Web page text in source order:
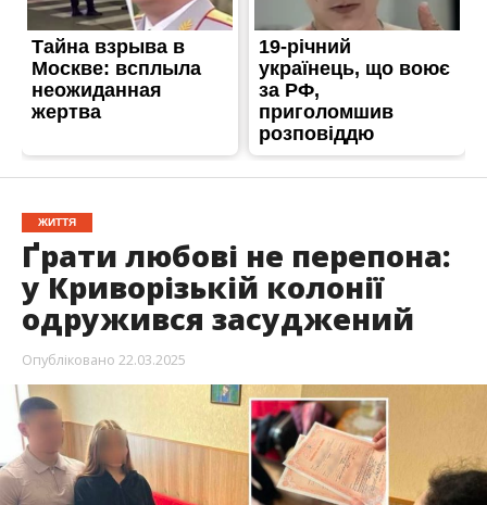
ЖИТТЯ
Ґрати любові не перепона:
у Криворізькій колонії
одружився засуджений
Опубліковано 22.03.2025